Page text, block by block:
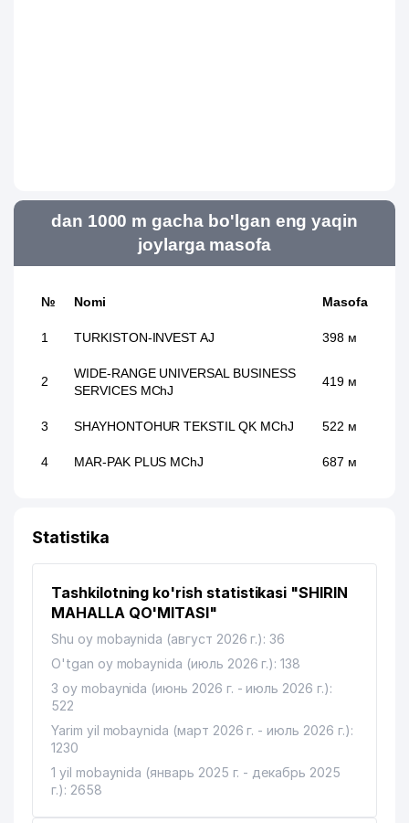
dan 1000 m gacha bo'lgan eng yaqin
joylarga masofa
№ Nomi Masofa
1 TURKISTON-INVEST AJ 398 м
2
WIDE-RANGE UNIVERSAL BUSINESS
SERVICES MChJ
419 м
3 SHAYHONTOHUR TEKSTIL QK MChJ 522 м
4 MAR-PAK PLUS MChJ 687 м
Statistika
Tashkilotning ko'rish statistikasi "SHIRIN
MAHALLA QO'MITASI"
Shu oy mobaynida (август 2026 г.): 36
O'tgan oy mobaynida (июль 2026 г.): 138
3 oy mobaynida (июнь 2026 г. - июль 2026 г.):
522
Yarim yil mobaynida (март 2026 г. - июль 2026 г.):
1230
1 yil mobaynida (январь 2025 г. - декабрь 2025
г.): 2658